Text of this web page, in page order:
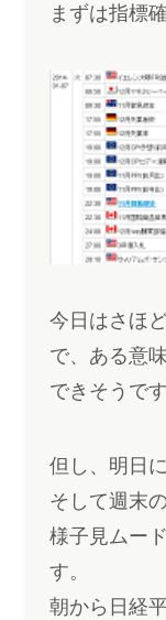
まずは指標
今日はさほ
で、ある意
できそうです
但し、明日
そして週末
様子見ムー
す。
朝から日経